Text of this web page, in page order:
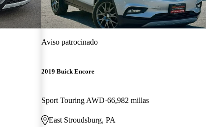
Aviso patrocinado
2019 Buick Encore
Sport Touring AWD 66,982 millas
East Stroudsburg, PA